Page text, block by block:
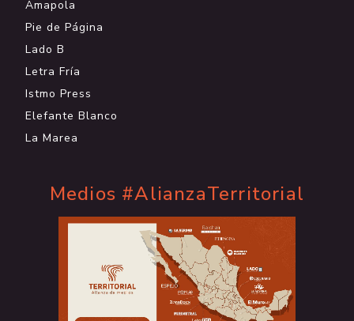
Amapola
Pie de Página
Lado B
Letra Fría
Istmo Press
Elefante Blanco
La Marea
Medios #AlianzaTerritorial